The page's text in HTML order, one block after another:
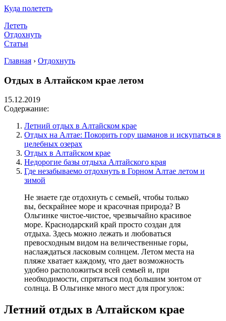
Куда полететь
Лететь
Отдохнуть
Статьи
Главная › Отдохнуть
Отдых в Алтайском крае летом
15.12.2019
Содержание:
Летний отдых в Алтайском крае
Отдых на Алтае: Покорить гору шаманов и искупаться в
целебных озерах
Отдых в Алтайском крае
Недорогие базы отдыха Алтайского края
Где незабываемо отдохнуть в Горном Алтае летом и
зимой
Не знаете где отдохнуть с семьей, чтобы только
вы, бескрайнее море и красочная природа? В
Ольгинке чистое-чистое, чрезвычайно красивое
море. Краснодарский край просто создан для
отдыха. Здесь можно лежать и любоваться
превосходным видом на величественные горы,
наслаждаться ласковым солнцем. Летом места на
пляже хватает каждому, что дает возможность
удобно расположиться всей семьей и, при
необходимости, спрятаться под большим зонтом от
солнца. В Ольгинке много мест для прогулок:
Летний отдых в Алтайском крае